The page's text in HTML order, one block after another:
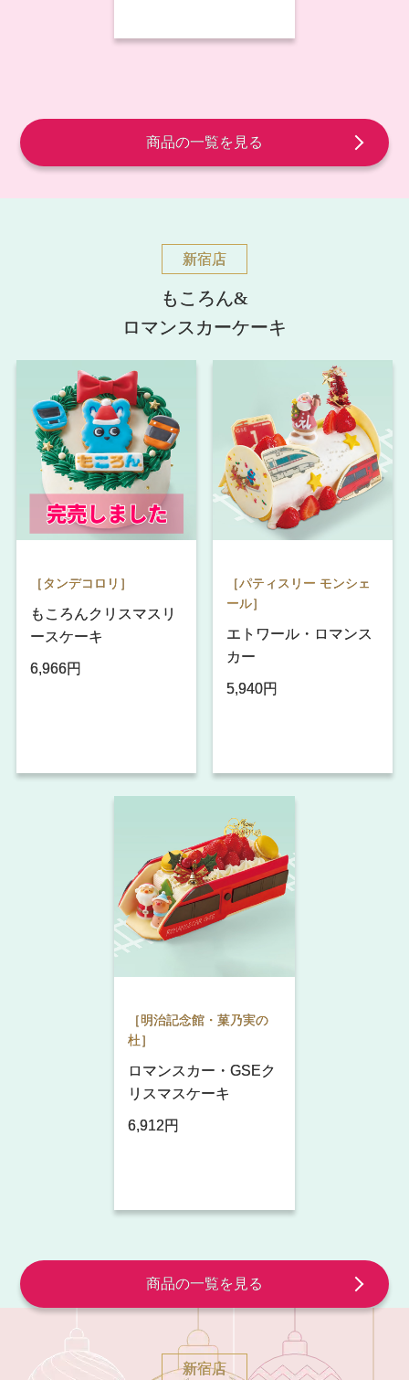
商品の一覧を見る
新宿店
もころん&
ロマンスカーケーキ
［タンデコロリ］
もころんクリスマスリ
ースケーキ
6,966円
［パティスリー モンシェ
ール］
エトワール・ロマンス
カー
5,940円
［明治記念館・菓乃実の
杜］
ロマンスカー・GSEク
リスマスケーキ
6,912円
商品の一覧を見る
新宿店